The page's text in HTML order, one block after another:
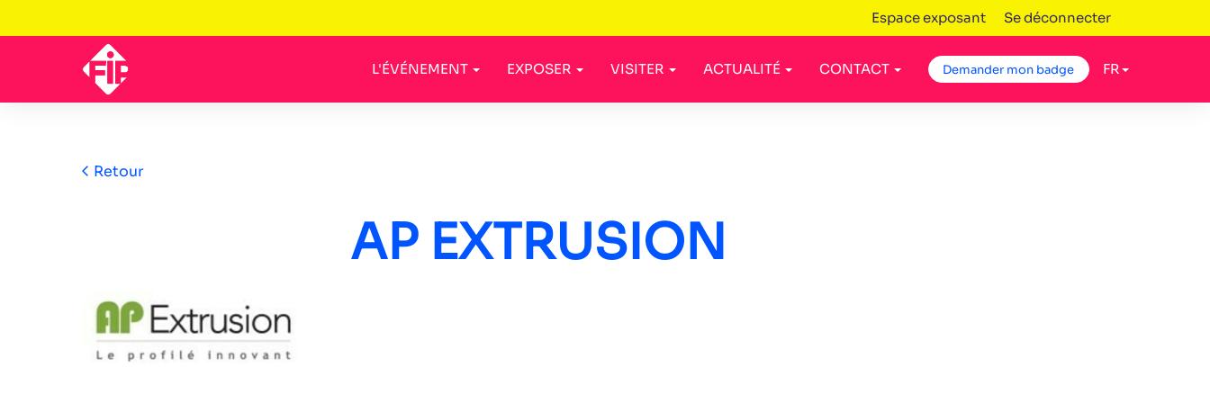
Espace exposant Se déconnecter
L'ÉVÉNEMENT EXPOSER VISITER ACTUALITÉ CONTACT Demander mon badge FR
Retour
AP EXTRUSION